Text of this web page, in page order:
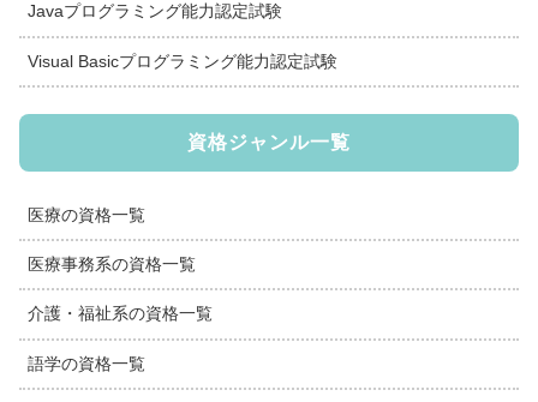
Javaプログラミング能力認定試験
Visual Basicプログラミング能力認定試験
資格ジャンル一覧
医療の資格一覧
医療事務系の資格一覧
介護・福祉系の資格一覧
語学の資格一覧